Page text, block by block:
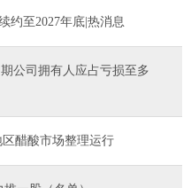
约至2027年底|热消息
公司拥有人应占亏损至多
醋酸市场整理运行